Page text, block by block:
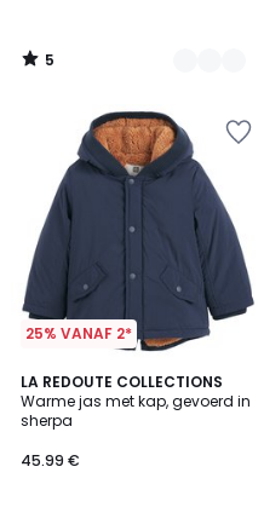
5
/
25% VANAF 2*
LA REDOUTE COLLECTIONS
Warme jas met kap, gevoerd in
sherpa
45.99 €
4
/
5
2
Kleuren